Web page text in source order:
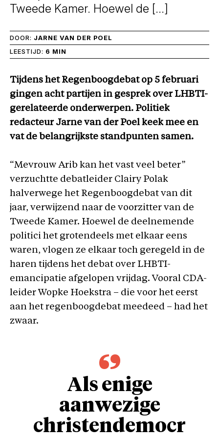
Tweede Kamer. Hoewel de […]
DOOR: JARNE VAN DER POEL
LEESTIJD: 6 MIN
Tijdens het Regenboogdebat op 5 februari
gingen acht partijen in gesprek over LHBTI-
gerelateerde onderwerpen. Politiek
redacteur Jarne van der Poel keek mee en
vat de belangrijkste standpunten samen.
“Mevrouw Arib kan het vast veel beter”
verzuchtte debatleider Clairy Polak
halverwege het Regenboogdebat van dit
jaar, verwijzend naar de voorzitter van de
Tweede Kamer. Hoewel de deelnemende
politici het grotendeels met elkaar eens
waren, vlogen ze elkaar toch geregeld in de
haren tijdens het debat over LHBTI-
emancipatie afgelopen vrijdag. Vooral CDA-
leider Wopke Hoekstra – die voor het eerst
aan het regenboogdebat meedeed – had het
zwaar.
Als enige
aanwezige
christendemocr